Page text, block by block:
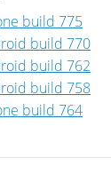
build 775
build 770
build 762
build 758
build 764